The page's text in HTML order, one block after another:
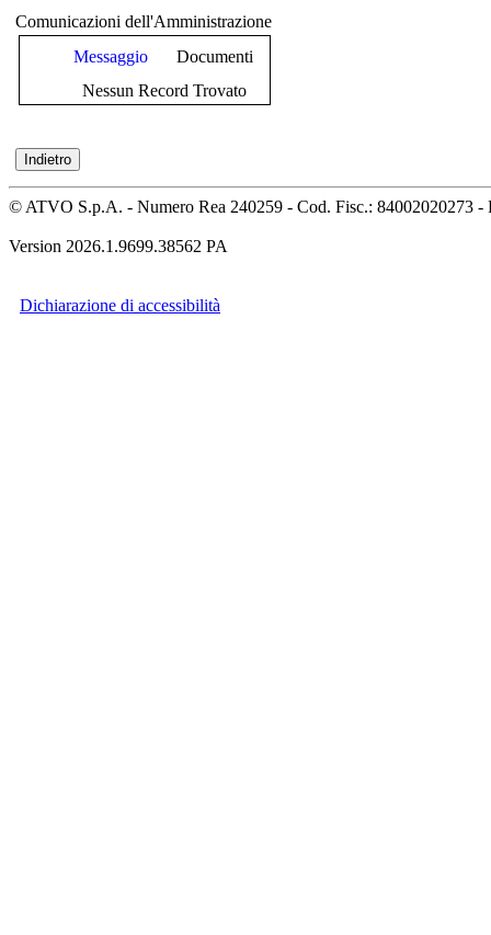
Comunicazioni dell'Amministrazione
Messaggio
Documenti
Nessun Record Trovato
© ATVO S.p.A. - Numero Rea 240259 - Cod. Fisc.: 84002020273 -
Version 2026.1.9699.38562 PA
Dichiarazione di accessibilità